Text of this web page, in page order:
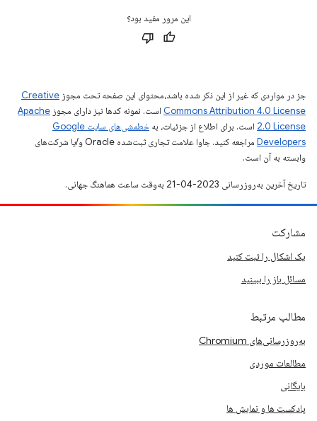
این مرور مفید بود؟
جز در مواردی که غیر از این ذکر شده باشد،‌محتوای این صفحه تحت مجوز Creative
Commons Attribution 4.0 License است. نمونه کدها نیز دارای مجوز Apache
2.0 License است. برای اطلاع از جزئیات، به
خطمشی‌های سایت Google
Developers‏
مراجعه کنید. جاوا علامت تجاری ثبت‌شده Oracle و/یا شرکت‌های
وابسته به آن است.
تاریخ آخرین به‌روزرسانی 2023-04-21 به‌وقت ساعت هماهنگ جهانی.
مشارکت
یک اشکال را ثبت کنید
مسائل باز را ببینید
مطالب مرتبط
به‌روزرسانی‌های Chromium
مطالعات موردی
بایگانی
پادکست ها و نمایش ها